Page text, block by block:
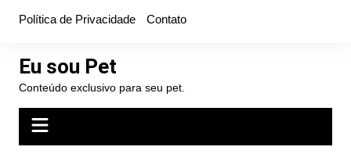
conteúdo
Política de Privacidade Contato
Eu sou Pet
Conteúdo exclusivo para seu pet.